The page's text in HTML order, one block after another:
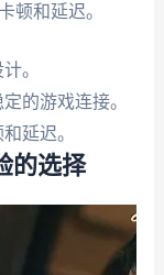
顿和延迟。
。
的游戏连接。
延迟。
的选择